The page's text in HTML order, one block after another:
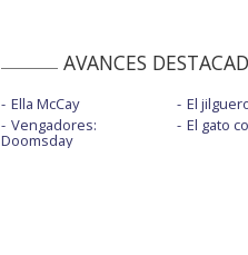
AVANCES
Ella McCay
Vengadores:
Doomsday
El
El gato